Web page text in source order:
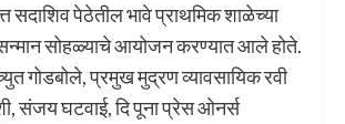
सदाशिव पेठेतील भावे प्राथमिक शाळेच्या
सोहळ्याचे आयोजन करण्यात आले होते.
गोडबोले, प्रमुख मुद्रण व्यावसायिक रवी
संजय घटवाई, दि पूना प्रेस ओनर्स